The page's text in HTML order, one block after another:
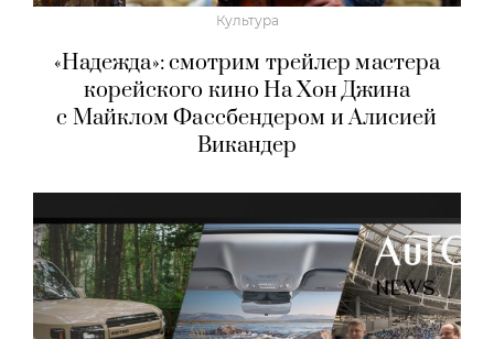
Культура
«Надежда»: смотрим трейлер мастера
корейского кино На Хон Джина
с Майклом Фассбендером и Алисией
Викандер